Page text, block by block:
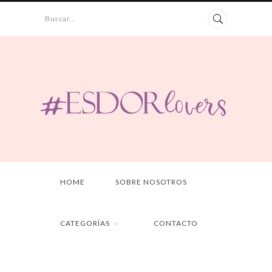
Buscar...
HOME SOBRE NOSOTROS
CATEGORÍAS CONTACTO